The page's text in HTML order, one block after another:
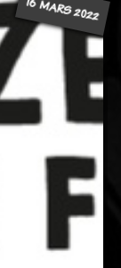
16 MARS 2022